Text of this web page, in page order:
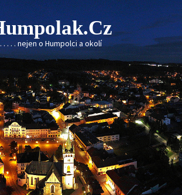
. . . . . nejen o Humpolci a okolí